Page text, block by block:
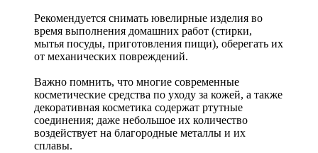
Рекомендуется снимать ювелирные изделия во
время выполнения домашних работ (стирки,
мытья посуды, приготовления пищи), оберегать их
от механических повреждений.
Важно помнить, что многие современные
косметические средства по уходу за кожей, а также
декоративная косметика содержат ртутные
соединения; даже небольшое их количество
воздействует на благородные металлы и их
сплавы.